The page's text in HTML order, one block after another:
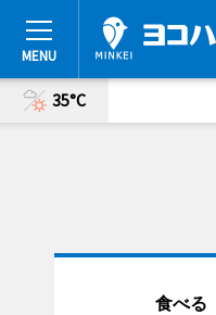
35°C
食べる